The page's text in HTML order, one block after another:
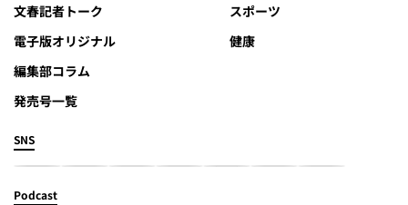
文春記者トーク
電子版オリジナル
編集部コラム
発売号一覧
スポーツ
健康
SNS
Podcast